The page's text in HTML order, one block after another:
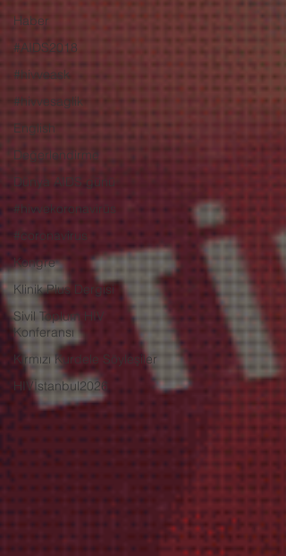
Haber
#AIDS2018
#hivveask
#hivvesaglik
English
Değerlendirme
Dünya AIDS günü
#hivvekoronavirüs
#coronavirus
Kongre
Klinik Plus Dergisi
Sivil Toplum HIV
Konferansı
Kırmızı Kurdele Söyleşiler
HIVİstanbul2026